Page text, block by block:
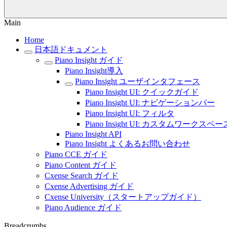
Main
Home
日本語ドキュメント
Piano Insight ガイド
Piano Insight導入
Piano Insight ユーザインタフェース
Piano Insight UI: クイックガイド
Piano Insight UI: ナビゲーションバー
Piano Insight UI: フィルタ
Piano Insight UI: カスタムワークスペー
Piano Insight API
Piano Insight よくあるお問い合わせ
Piano CCE ガイド
Piano Content ガイド
Cxense Search ガイド
Cxense Advertising ガイド
Cxense University（スタートアップガイド）
Piano Audience ガイド